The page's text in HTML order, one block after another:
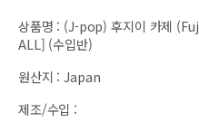
상품명 : (J-pop) 후지이 카제
ALL] (수입반)
원산지 :Japan
제조/수입 :